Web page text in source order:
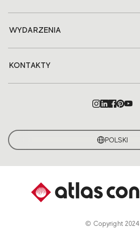
WYDARZENIA
KONTAKTY
POLSKI
© Copyright 2024